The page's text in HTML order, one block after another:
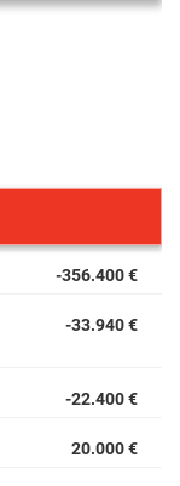
-356.400 €
-33.940 €
-22.400 €
20.000 €